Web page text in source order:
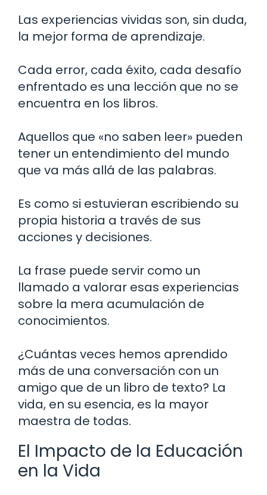
Las experiencias vividas son, sin duda,
la mejor forma de aprendizaje.
Cada error, cada éxito, cada desafío
enfrentado es una lección que no se
encuentra en los libros.
Aquellos que «no saben leer» pueden
tener un entendimiento del mundo
que va más allá de las palabras.
Es como si estuvieran escribiendo su
propia historia a través de sus
acciones y decisiones.
La frase puede servir como un
llamado a valorar esas experiencias
sobre la mera acumulación de
conocimientos.
¿Cuántas veces hemos aprendido
más de una conversación con un
amigo que de un libro de texto? La
vida, en su esencia, es la mayor
maestra de todas.
El Impacto de la Educación
en la Vida